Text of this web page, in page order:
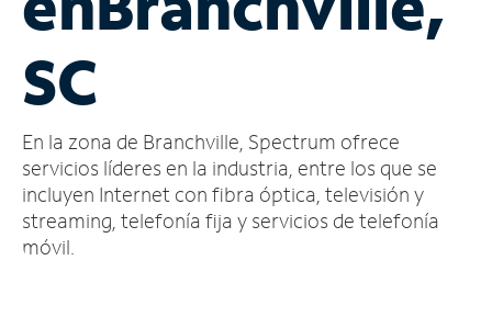
cuenta
Encuentra
tienda
SC
En la zona de Branchville, Spectrum ofrece
servicios líderes en la industria, entre los que se
incluyen Internet con fibra óptica, televisión y
streaming, telefonía fija y servicios de telefonía
móvil.